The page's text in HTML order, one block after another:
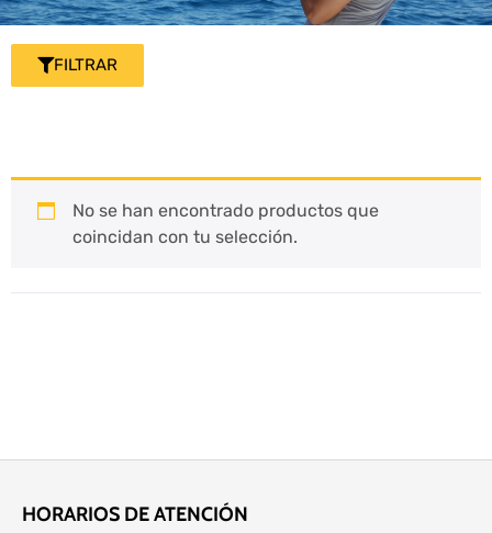
FILTRAR
No se han encontrado productos que
coincidan con tu selección.
HORARIOS DE ATENCIÓN